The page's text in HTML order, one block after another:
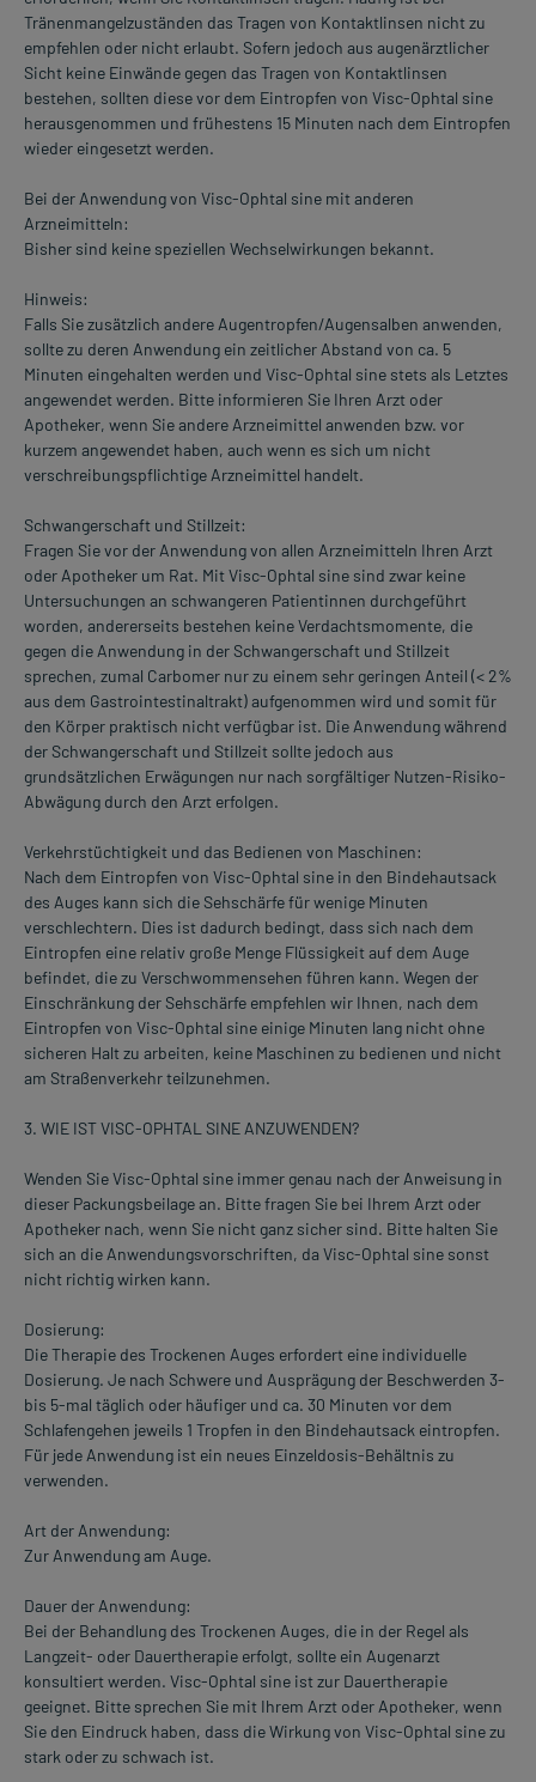
Tränenmangelzuständen das Tragen von Kontaktlinsen nicht zu
empfehlen oder nicht erlaubt. Sofern jedoch aus augenärztlicher
Sicht keine Einwände gegen das Tragen von Kontaktlinsen
bestehen, sollten diese vor dem Eintropfen von Visc-Ophtal sine
herausgenommen und frühestens 15 Minuten nach dem Eintropfen
wieder eingesetzt werden.
Bei der Anwendung von Visc-Ophtal sine mit anderen
Arzneimitteln:
Bisher sind keine speziellen Wechselwirkungen bekannt.
Hinweis:
Falls Sie zusätzlich andere Augentropfen/Augensalben anwenden,
sollte zu deren Anwendung ein zeitlicher Abstand von ca. 5
Minuten eingehalten werden und Visc-Ophtal sine stets als Letztes
angewendet werden. Bitte informieren Sie Ihren Arzt oder
Apotheker, wenn Sie andere Arzneimittel anwenden bzw. vor
kurzem angewendet haben, auch wenn es sich um nicht
verschreibungspflichtige Arzneimittel handelt.
Schwangerschaft und Stillzeit:
Fragen Sie vor der Anwendung von allen Arzneimitteln Ihren Arzt
oder Apotheker um Rat. Mit Visc-Ophtal sine sind zwar keine
Untersuchungen an schwangeren Patientinnen durchgeführt
worden, andererseits bestehen keine Verdachtsmomente, die
gegen die Anwendung in der Schwangerschaft und Stillzeit
sprechen, zumal Carbomer nur zu einem sehr geringen Anteil (< 2%
aus dem Gastrointestinaltrakt) aufgenommen wird und somit für
den Körper praktisch nicht verfügbar ist. Die Anwendung während
der Schwangerschaft und Stillzeit sollte jedoch aus
grundsätzlichen Erwägungen nur nach sorgfältiger Nutzen-Risiko-
Abwägung durch den Arzt erfolgen.
Verkehrstüchtigkeit und das Bedienen von Maschinen:
Nach dem Eintropfen von Visc-Ophtal sine in den Bindehautsack
des Auges kann sich die Sehschärfe für wenige Minuten
verschlechtern. Dies ist dadurch bedingt, dass sich nach dem
Eintropfen eine relativ große Menge Flüssigkeit auf dem Auge
befindet, die zu Verschwommensehen führen kann. Wegen der
Einschränkung der Sehschärfe empfehlen wir Ihnen, nach dem
Eintropfen von Visc-Ophtal sine einige Minuten lang nicht ohne
sicheren Halt zu arbeiten, keine Maschinen zu bedienen und nicht
am Straßenverkehr teilzunehmen.
3. WIE IST VISC-OPHTAL SINE ANZUWENDEN?
Wenden Sie Visc-Ophtal sine immer genau nach der Anweisung in
dieser Packungsbeilage an. Bitte fragen Sie bei Ihrem Arzt oder
Apotheker nach, wenn Sie nicht ganz sicher sind. Bitte halten Sie
sich an die Anwendungsvorschriften, da Visc-Ophtal sine sonst
nicht richtig wirken kann.
Dosierung:
Die Therapie des Trockenen Auges erfordert eine individuelle
Dosierung. Je nach Schwere und Ausprägung der Beschwerden 3-
bis 5-mal täglich oder häufiger und ca. 30 Minuten vor dem
Schlafengehen jeweils 1 Tropfen in den Bindehautsack eintropfen.
Für jede Anwendung ist ein neues Einzeldosis-Behältnis zu
verwenden.
Art der Anwendung:
Zur Anwendung am Auge.
Dauer der Anwendung:
Bei der Behandlung des Trockenen Auges, die in der Regel als
Langzeit- oder Dauertherapie erfolgt, sollte ein Augenarzt
konsultiert werden. Visc-Ophtal sine ist zur Dauertherapie
geeignet. Bitte sprechen Sie mit Ihrem Arzt oder Apotheker, wenn
Sie den Eindruck haben, dass die Wirkung von Visc-Ophtal sine zu
stark oder zu schwach ist.